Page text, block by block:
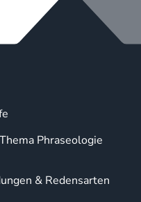
Phraseologie
& Redensarten